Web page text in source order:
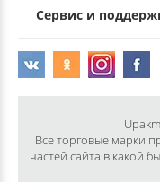
Сервис и
Все торговые марки
частей сайта в какой